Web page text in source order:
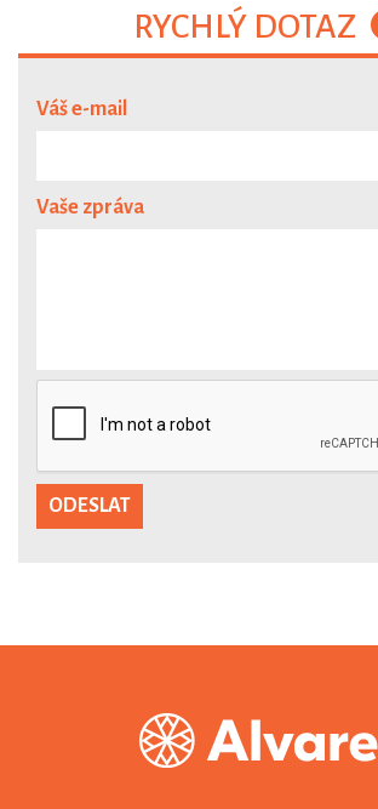
RYCHLÝ DOTAZ
Váš e-mail
Vaše zpráva